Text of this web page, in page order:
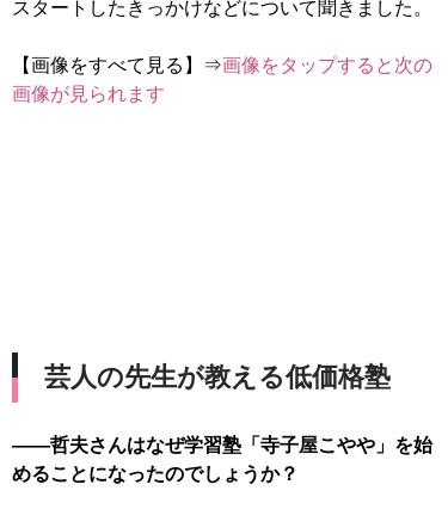
スタートしたきっかけなどについて聞きました。
【画像をすべて見る】⇒画像をタップすると次の
画像が見られます
芸人の先生が教える低価格塾
――哲夫さんはなぜ学習塾「寺子屋こやや」を始
めることになったのでしょうか？